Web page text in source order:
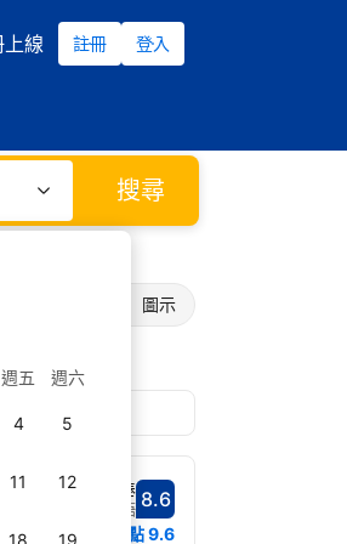
線 註冊 登入
週五 週六
4 5
11 12
18 19
搜尋
圖示
分數8.6分
8.6
很棒
2,537 則評語
住宿地點9.6